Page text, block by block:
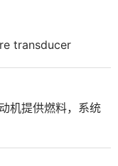
transducer
机提供燃料，系统